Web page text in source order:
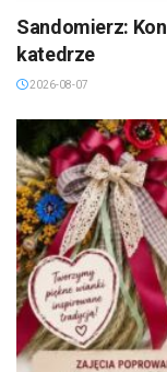
Sandomierz:
katedrze
2026-08-07